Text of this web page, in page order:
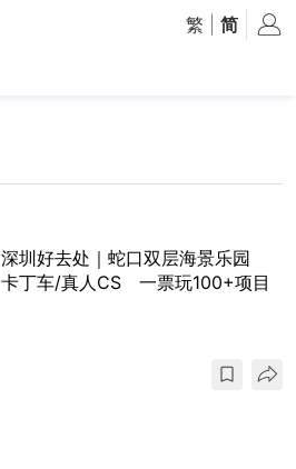
繁 简
深圳好去处｜蛇口双层海景乐园
卡丁车/真人CS 一票玩100+项目